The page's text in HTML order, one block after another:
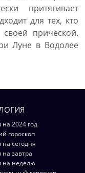
притягивает
для тех, кто
прической.
Луне в Водолее
на 2024 год
гороскоп
на сегодня
на завтра
на неделю